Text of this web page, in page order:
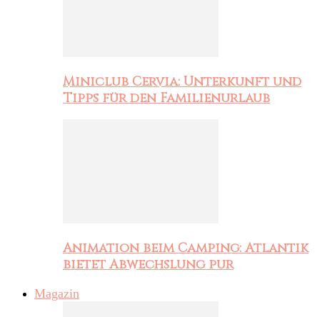
Miniclub Cervia: Unterkunft und
Tipps für den Familienurlaub
Animation beim Camping: Atlantik
bietet Abwechslung pur
Magazin